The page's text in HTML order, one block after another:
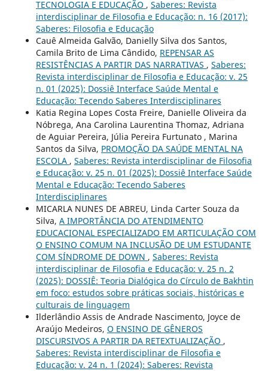
TECNOLOGIA E EDUCAÇÃO , Saberes: Revista
interdisciplinar de Filosofia e Educação: n. 16 (2017):
Saberes: Filosofia e Educação
Cauê Almeida Galvão, Danielly Silva dos Santos,
Camila Brito de Lima Cândido, REPENSAR AS
RESISTÊNCIAS A PARTIR DAS NARRATIVAS , Saberes:
Revista interdisciplinar de Filosofia e Educação: v. 25
n. 01 (2025): Dossiê Interface Saúde Mental e
Educação: Tecendo Saberes Interdisciplinares
Katia Regina Lopes Costa Freire, Danielle Oliveira da
Nóbrega, Ana Carolina Laurentina Thomaz, Adriana
de Aguiar Pereira, Júlia Pereira Furtunato , Marina
Santos da Silva, PROMOÇÃO DA SAÚDE MENTAL NA
ESCOLA , Saberes: Revista interdisciplinar de Filosofia
e Educação: v. 25 n. 01 (2025): Dossiê Interface Saúde
Mental e Educação: Tecendo Saberes
Interdisciplinares
MICARLA NUNES DE ABREU, Linda Carter Souza da
Silva, A IMPORTÂNCIA DO ATENDIMENTO
EDUCACIONAL ESPECIALIZADO EM ARTICULAÇÃO COM
O ENSINO COMUM NA INCLUSÃO DE UM ESTUDANTE
COM SÍNDROME DE DOWN , Saberes: Revista
interdisciplinar de Filosofia e Educação: v. 25 n. 2
(2025): DOSSIÊ: Teoria Dialógica do Círculo de Bakhtin
em foco: estudos sobre práticas sociais, históricas e
culturais de linguagem
Ilderlândio Assis de Andrade Nascimento, Joyce de
Araújo Medeiros, O ENSINO DE GÊNEROS
DISCURSIVOS A PARTIR DA RETEXTUALIZAÇÃO ,
Saberes: Revista interdisciplinar de Filosofia e
Educação: v. 24 n. 1 (2024): Saberes: Revista